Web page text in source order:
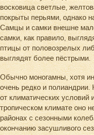
восковица светлые,
покрыты перьями, однако
Самцы и самки внешне
самки, как правило,
птицы от половозрелых
выглядят более пёстрыми.
Обычно моногамны, хотя
очень редко и
от климатических
тропическом климате оно
районах с сезонными
окончанию засушливого